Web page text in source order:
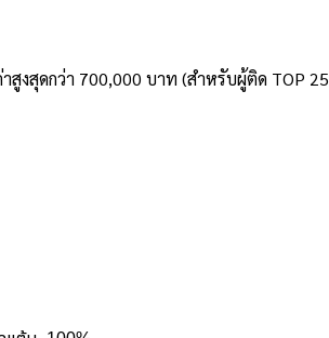
งสุดกว่า 700,000 บาท (สำหรับผู้ติด TOP 25